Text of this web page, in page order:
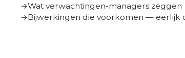
Wat verwachtingen-managers zeggen
Bijwerkingen die voorkomen — eerlijk